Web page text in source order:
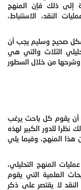
إلى ذلك فإن المنهج
النقد، الاستنباط،
صحيح وسليم يجب أن
الثلاث والتي هي
وشرحها من خلال السطور
أن يقوم كل باحث يرغب
نظرا للدور الكبير لهذه
هذا المنهج، وفيما يلي
المنهج التحليلي،
العلمية التي يقوم
لا يقتصر على ذكر